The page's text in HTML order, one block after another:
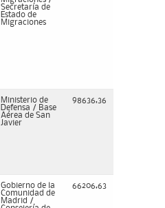
Secretaría de
Estado de
Migraciones
Ministerio de
Defensa / Base
Aérea de San
Javier
98636,36
Gobierno de la
Comunidad de
Madrid /
66206,63